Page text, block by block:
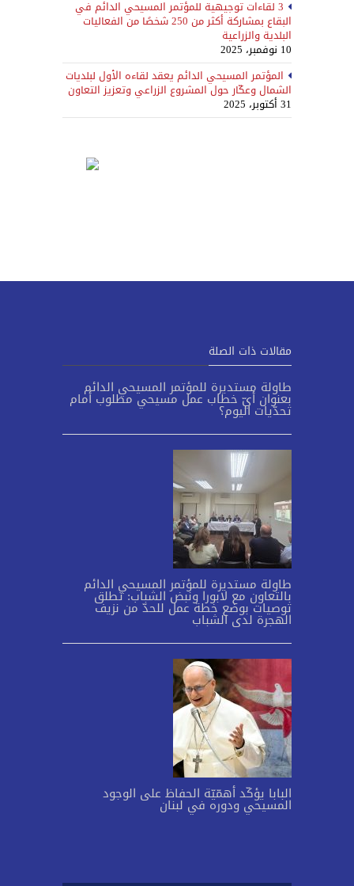
3 لقاءات توجيهية للمؤتمر المسيحي الدائم في
البقاع بمشاركة أكثر من 250 شخصًا من الفعاليات
البلدية والزراعية
10 نوفمبر، 2025
المؤتمر المسيحي الدائم يعقد لقاءه الأول لبلديات
الشمال وعكّار حول المشروع الزراعي وتعزيز التعاون
31 أكتوبر، 2025
مقالات ذات الصلة
طاولة مستديرة للمؤتمر المسيحي الدائم
بعنوان أيّ خطاب عمل مسيحي مطلوب أمام
تحدّيات اليوم؟
طاولة مستديرة للمؤتمر المسيحي الدائم
بالتعاون مع لابورا ونبض الشباب: تطلق
توصيات بوضع خطة عمل للحدّ من نزيف
الهجرة لدى الشباب
البابا يؤكّد أهمّيّة الحفاظ على الوجود
المسيحي ودوره في لبنان